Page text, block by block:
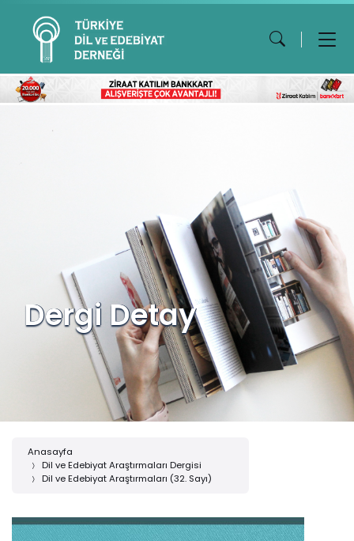
Dergi Detay
Anasayfa
Dil ve Edebiyat Araştırmaları Dergisi
Dil ve Edebiyat Araştırmaları (32. Sayı)